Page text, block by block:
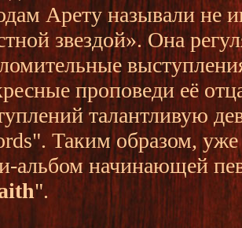
Арету называли не
звездой». Она
проповеди её
талантливую
Таким образом,
альбом начинающей
".